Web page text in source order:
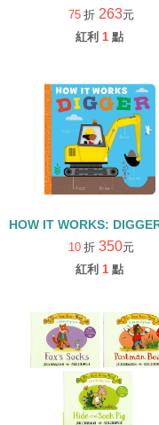
75 折 263元
紅利 1 點
HOW IT WORKS:
10 折 350元
紅利 1 點